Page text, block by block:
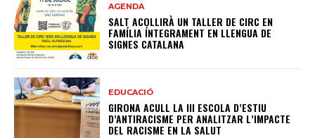
AGENDA
SALT ACOLLIRÀ UN TALLER DE CIRC EN
FAMÍLIA ÍNTEGRAMENT EN LLENGUA DE
SIGNES CATALANA
EDUCACIÓ
GIRONA ACULL LA III ESCOLA D’ESTIU
D’ANTIRACISME PER ANALITZAR L’IMPACTE
DEL RACISME EN LA SALUT